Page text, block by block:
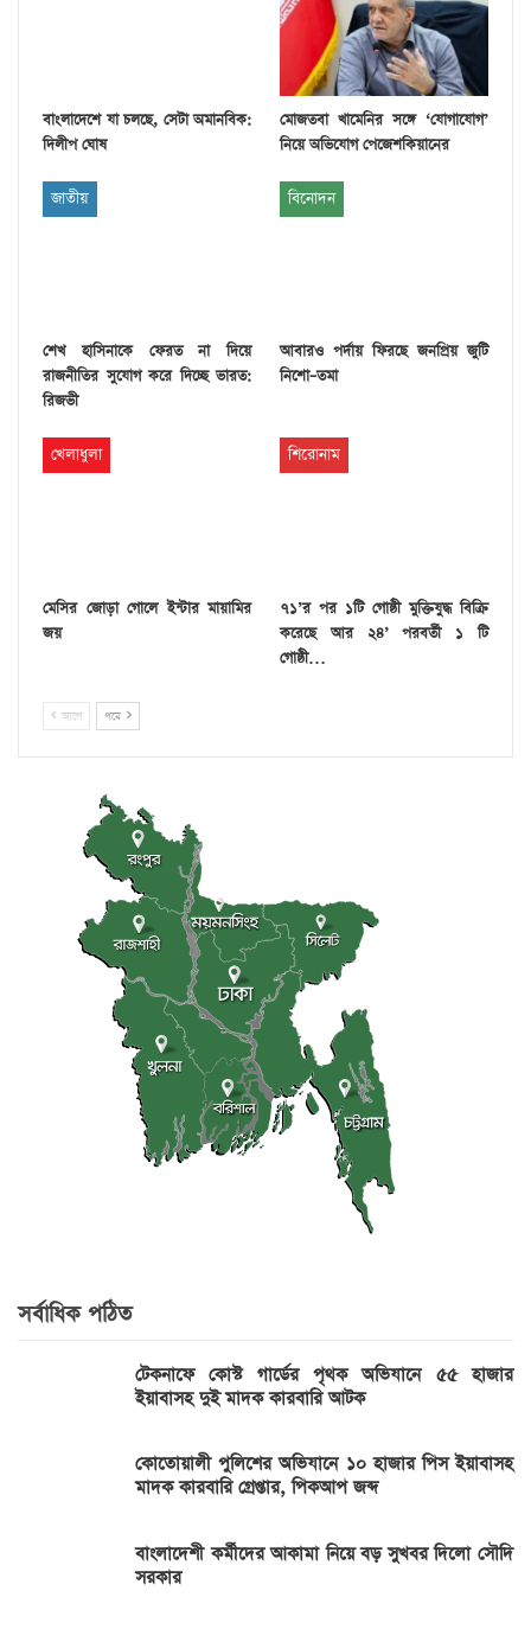
বাংলাদেশে যা চলছে, সেটা অমানবিক:
দিলীপ ঘোষ
মোজতবা খামেনির সঙ্গে ‘যোগাযোগ’
নিয়ে অভিযোগ পেজেশকিয়ানের
জাতীয়
শেখ হাসিনাকে ফেরত না দিয়ে
রাজনীতির সুযোগ করে দিচ্ছে ভারত:
রিজভী
বিনোদন
আবারও পর্দায় ফিরছে জনপ্রিয় জুটি
নিশো–তমা
খেলাধুলা
মেসির জোড়া গোলে ইন্টার মায়ামির
জয়
শিরোনাম
৭১’র পর ১টি গোষ্ঠী মুক্তিযুদ্ধ বিক্রি
করেছে আর ২৪’ পরবর্তী ১ টি
গোষ্ঠী…
আগে পরে
সর্বাধিক পঠিত
টেকনাফে কোস্ট গার্ডের পৃথক অভিযানে ৫৫ হাজার
ইয়াবাসহ দুই মাদক কারবারি আটক
কোতোয়ালী পুলিশের অভিযানে ১০ হাজার পিস ইয়াবাসহ
মাদক কারবারি গ্রেপ্তার, পিকআপ জব্দ
বাংলাদেশী কর্মীদের আকামা নিয়ে বড় সুখবর দিলো সৌদি
সরকার